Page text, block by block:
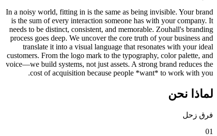
In a noisy world, fitting in is the same as being invisible. Your brand
is the sum of every interaction someone has with your company. It
needs to be distinct, consistent, and memorable. Zouhall's branding
process goes deep. We uncover the core truth of your business and
translate it into a visual language that resonates with your ideal
customers. From the logo mark to the typography, color palette, and
voice—we build systems, not just assets. A strong brand reduces the
cost of acquisition because people *want* to work with you.
لماذا نحن
فرق زحل
01